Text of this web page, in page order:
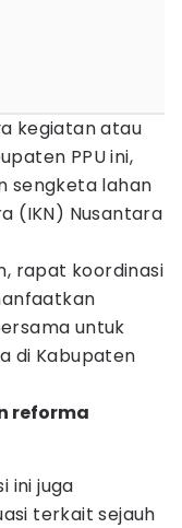
kegiatan atau
PPU ini,
sengketa lahan
(IKN) Nusantara
rapat koordinasi
untuk
di Kabupaten
reforma
ini juga
terkait sejauh